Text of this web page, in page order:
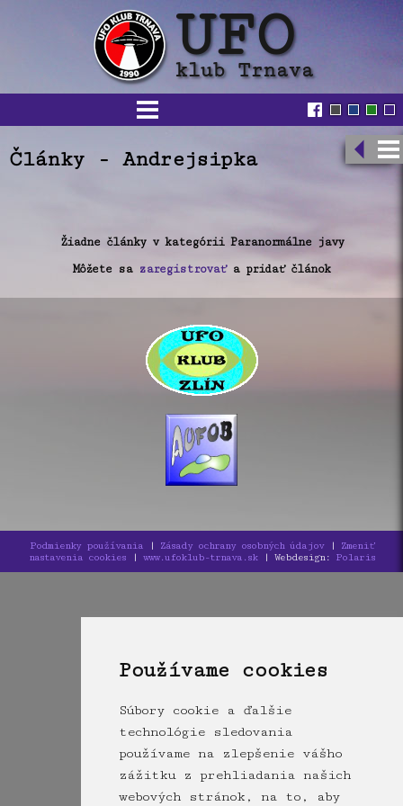
Používame cookies
Súbory cookie a ďalšie
technológie sledovania
používame na zlepšenie vášho
zážitku z prehliadania našich
webových stránok, na to, aby
Články - Andrejsipka
Žiadne články v kategórii Paranormálne javy
Môžete sa zaregistrovaťa pridať článok
Podmienky používania| Zásady ochrany osobných údajov|
Zmeniť
nastavenia cookies| www.ufoklub-trnava.sk| Webdesign: Polaris